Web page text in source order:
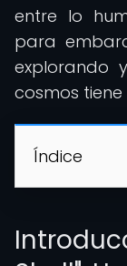
entre lo
para
explorando
cosmos
Índice